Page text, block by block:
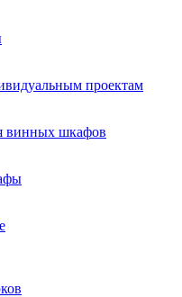
проектам
винных шкафов